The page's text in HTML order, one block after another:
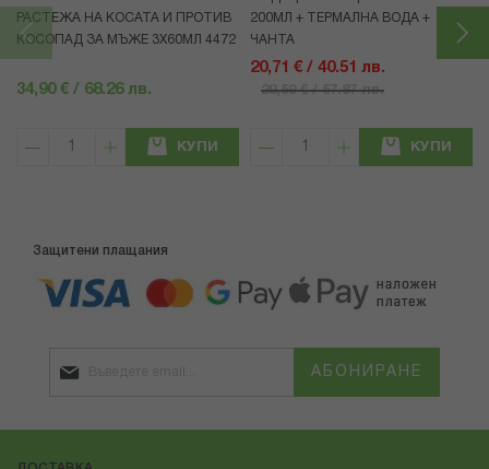
РАСТЕЖА НА КОСАТА И ПРОТИВ
КОСОПАД ЗА МЪЖЕ 3X60МЛ 4472
34,90 € / 68.26 лв.
КУПИ
200МЛ + ТЕРМАЛНА ВОДА +
ЧАНТА
20,71 € / 40.51 лв.
29,59 € / 57.87 лв.
КУПИ
Защитени плащания
АБОНИРАНЕ